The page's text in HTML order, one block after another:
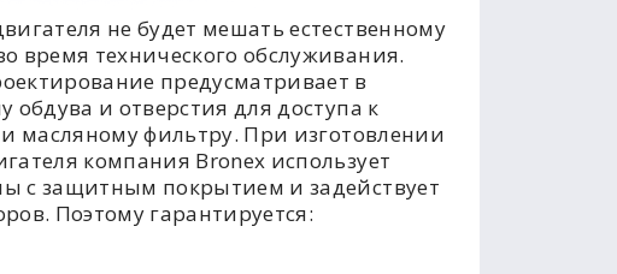
не будет мешать естественному
время технического обслуживания.
предусматривает в
обдува и отверстия для доступа к
масляному фильтру. При изготовлении
компания Bronex использует
с защитным покрытием и задействует
Поэтому гарантируется: